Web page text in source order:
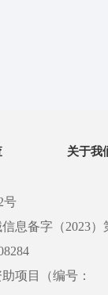
关于我
号
息备字（2023）
项目（编号：